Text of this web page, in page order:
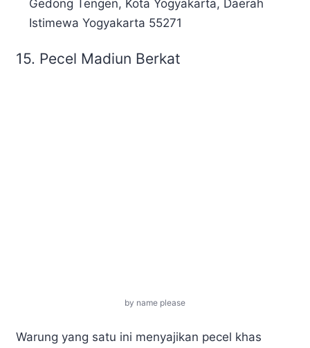
Gedong Tengen, Kota Yogyakarta, Daerah
Istimewa Yogyakarta 55271
15. Pecel Madiun Berkat
by name please
Warung yang satu ini menyajikan pecel khas